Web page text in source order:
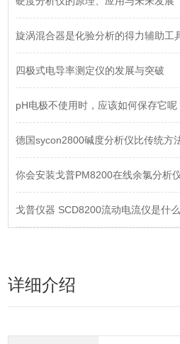
旋涡混合器是化验分析的得力辅助工
四极式电导率测定仪的发展与突破
pH电极不使用时，应该如何保存它呢
德国sycon2800碱度分析仪比传统方
你会安装戈普PM8200在线余氯分析
戈普仪器 SCD8200流动电流仪是什
详细介绍